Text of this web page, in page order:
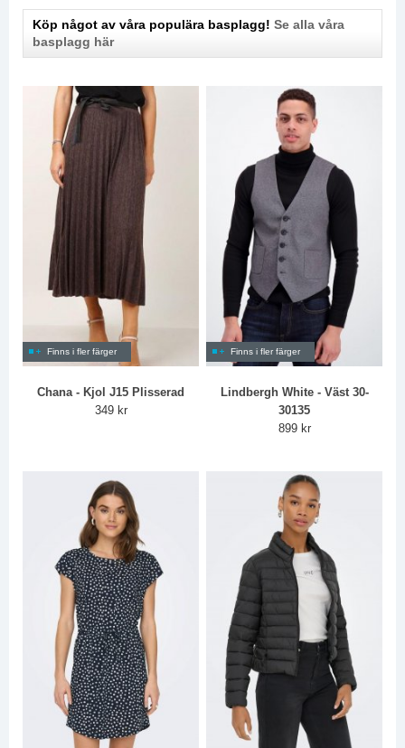
Köp något av våra populära basplagg! Se alla våra
basplagg här
Finns i fler färger
Chana - Kjol J15 Plisserad
349 kr
Finns i fler färger
Lindbergh White - Väst 30-
30135
899 kr